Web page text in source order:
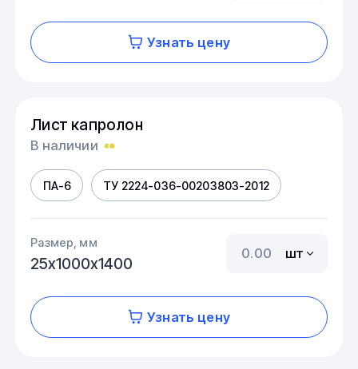
Узнать цену
Лист капролон
В наличии
ПА-6 ТУ 2224-036-00203803-2012
Размер, мм
25х1000х1400
шт
Узнать цену